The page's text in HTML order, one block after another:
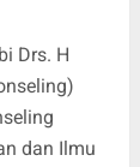
Drs. H
dan Ilmu